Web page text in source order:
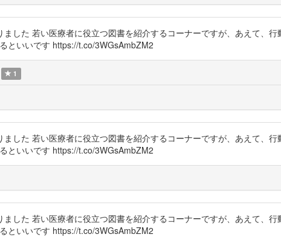
ました 若い医療者に役立つ図書を紹介するコーナーですが、あえて、
といいです https://t.co/3WGsAmbZM2
1
ました 若い医療者に役立つ図書を紹介するコーナーですが、あえて、
といいです https://t.co/3WGsAmbZM2
ました 若い医療者に役立つ図書を紹介するコーナーですが、あえて、
といいです https://t.co/3WGsAmbZM2